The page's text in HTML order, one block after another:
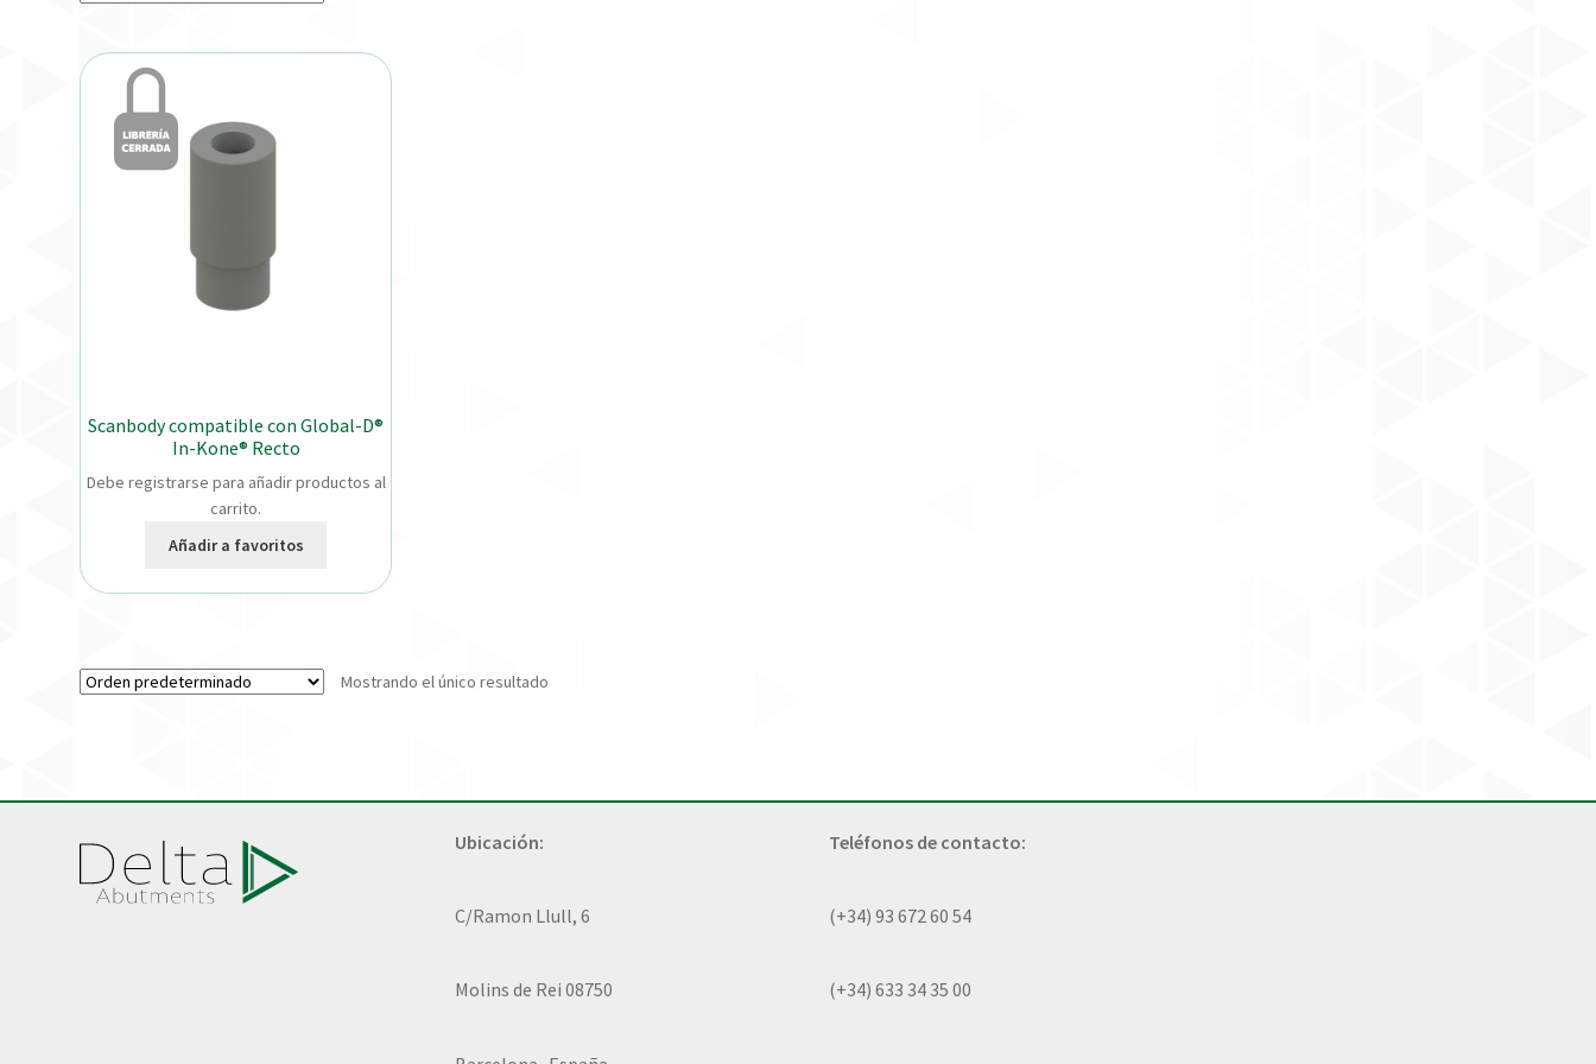
Scanbody compatible con Global-D®
In-Kone® Recto
Debe registrarse para añadir productos al
carrito.
Añadir a favoritos
Mostrando el único resultado
Ubicación:
C/Ramon Llull, 6
Molins de Rei 08750
Teléfonos de contacto:
(+34) 93 672 60 54
(+34) 633 34 35 00